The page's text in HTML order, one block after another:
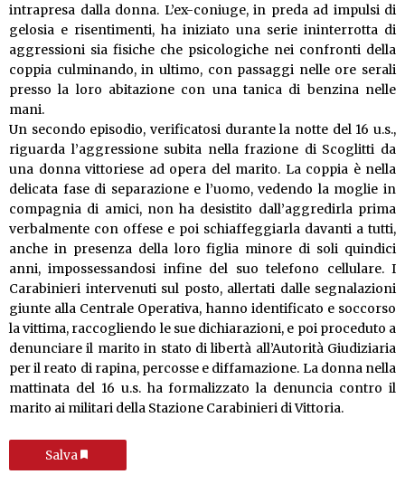
intrapresa dalla donna. L’ex-coniuge, in preda ad impulsi di
gelosia e risentimenti, ha iniziato una serie ininterrotta di
aggressioni sia fisiche che psicologiche nei confronti della
coppia culminando, in ultimo, con passaggi nelle ore serali
presso la loro abitazione con una tanica di benzina nelle
mani.
Un secondo episodio, verificatosi durante la notte del 16 u.s.,
riguarda l’aggressione subita nella frazione di Scoglitti da
una donna vittoriese ad opera del marito. La coppia è nella
delicata fase di separazione e l’uomo, vedendo la moglie in
compagnia di amici, non ha desistito dall’aggredirla prima
verbalmente con offese e poi schiaffeggiarla davanti a tutti,
anche in presenza della loro figlia minore di soli quindici
anni, impossessandosi infine del suo telefono cellulare. I
Carabinieri intervenuti sul posto, allertati dalle segnalazioni
giunte alla Centrale Operativa, hanno identificato e soccorso
la vittima, raccogliendo le sue dichiarazioni, e poi proceduto a
denunciare il marito in stato di libertà all’Autorità Giudiziaria
per il reato di rapina, percosse e diffamazione. La donna nella
mattinata del 16 u.s. ha formalizzato la denuncia contro il
marito ai militari della Stazione Carabinieri di Vittoria.
Salva